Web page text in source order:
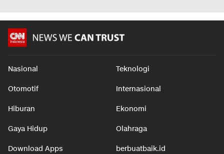
Nasional Teknologi
Otomotif Internasional
Hiburan Ekonomi
Gaya Hidup Olahraga
Download Apps berbuatbaik.id